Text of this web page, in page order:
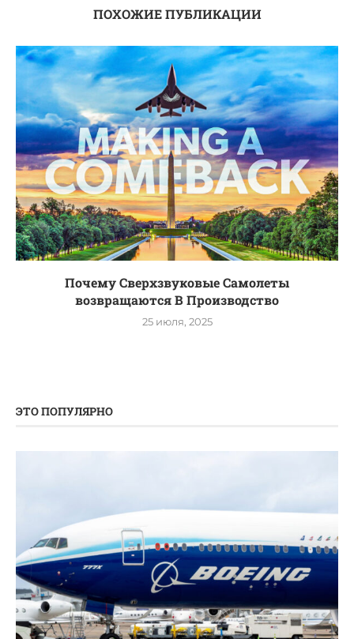
ПОХОЖИЕ ПУБЛИКАЦИИ
Почему Сверхзвуковые Самолеты
возвращаются В Производство
25 июля, 2025
ЭТО ПОПУЛЯРНО